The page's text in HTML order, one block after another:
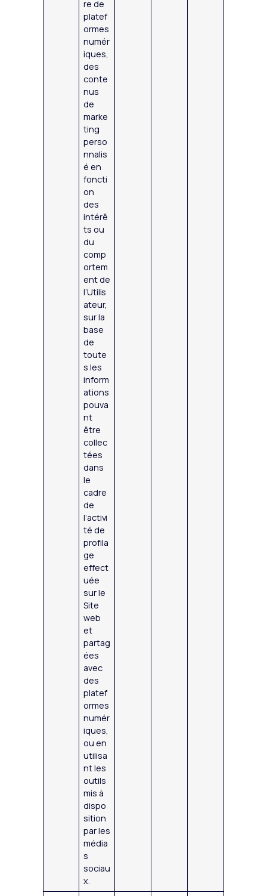
re de
platef
ormes
numér
iques,
des
conte
nus
de
marke
ting
perso
nnalis
é en
foncti
on
des
intérê
ts ou
du
comp
ortem
ent de
l’Utilis
ateur,
sur la
base
de
toute
s les
inform
ations
pouva
nt
être
collec
tées
dans
le
cadre
de
l’activi
té de
profila
ge
effect
uée
sur le
Site
web
et
partag
ées
avec
des
platef
ormes
numér
iques,
ou en
utilisa
nt les
outils
mis à
dispo
sition
par les
média
s
sociau
x.